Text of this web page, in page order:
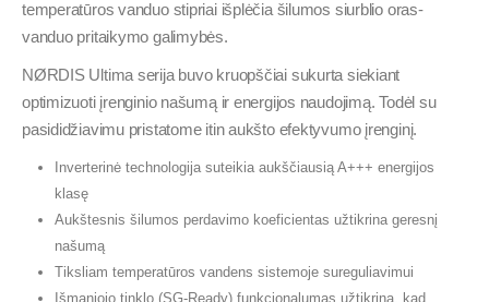
temperatūros vanduo stipriai išplėčia šilumos siurblio oras-
vanduo pritaikymo galimybės.
NØRDIS Ultima serija buvo kruopščiai sukurta siekiant
optimizuoti įrenginio našumą ir energijos naudojimą. Todėl su
pasididžiavimu pristatome itin aukšto efektyvumo įrenginį.
Inverterinė technologija suteikia aukščiausią A+++ energijos
klasę
Aukštesnis šilumos perdavimo koeficientas užtikrina geresnį
našumą
Tiksliam temperatūros vandens sistemoje sureguliavimui
Išmaniojo tinklo (SG-Ready) funkcionalumas užtikrina, kad